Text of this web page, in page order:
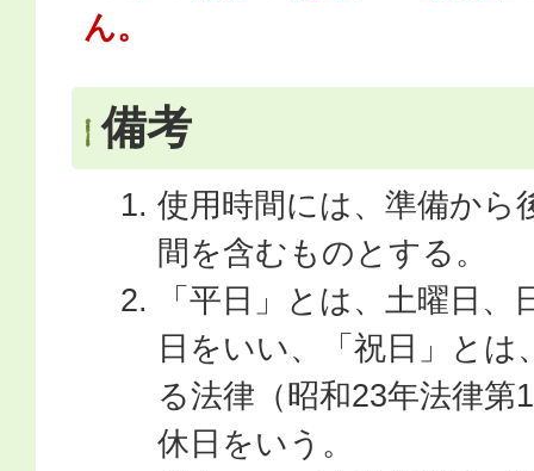
ん。
備考
使用時間には、準備から
間を含むものとする。
「平日」とは、土曜日
日をいい、「祝日」とは
る法律（昭和23年法律第
休日をいう。